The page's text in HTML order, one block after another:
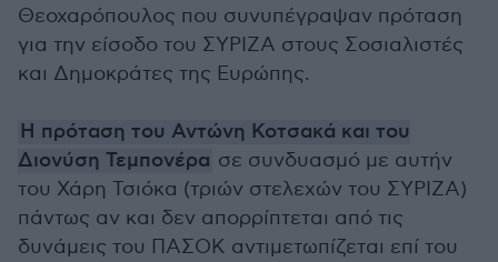
Θεοχαρόπουλος που συνυπέγραψαν πρόταση
για την είσοδο του ΣΥΡΙΖΑ στους Σοσιαλιστές
και Δημοκράτες της Ευρώπης.
Η πρόταση του Αντώνη Κοτσακά και του
Διονύση Τεμπονέρα σε συνδυασμό με αυτήν
του Χάρη Τσιόκα (τριών στελεχών του ΣΥΡΙΖΑ)
πάντως αν και δεν απορρίπτεται από τις
δυνάμεις του ΠΑΣΟΚ αντιμετωπίζεται επί του